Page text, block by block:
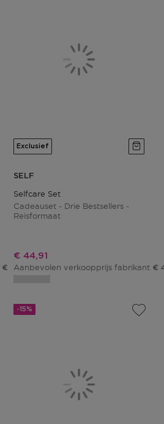
€ 23,50
Exclusief
SELF
Selfcare Set
Cadeauset - Drie Bestsellers -
Reisformaat
Kortingsprijs
€ 44,91
Aanbevolen verkoopprijs fabrikant €
-15%